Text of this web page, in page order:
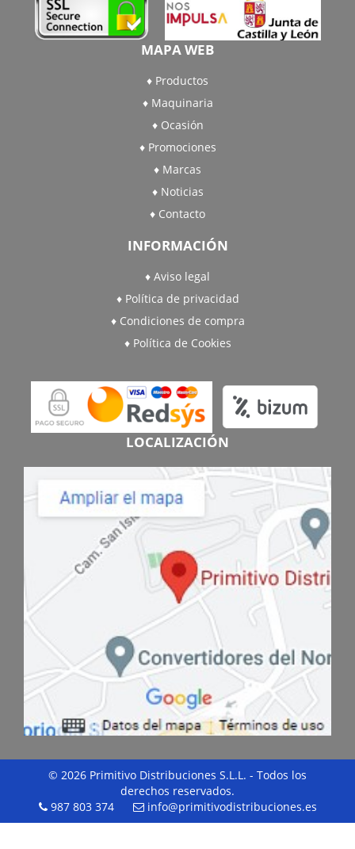
MAPA WEB
Productos
Maquinaria
Ocasión
Promociones
Marcas
Noticias
Contacto
INFORMACIÓN
Aviso legal
Política de privacidad
Condiciones de compra
Política de Cookies
LOCALIZACIÓN
© 2026 Primitivo Distribuciones S.L.L. - Todos los
derechos reservados.
987 803 374
info@primitivodistribuciones.es